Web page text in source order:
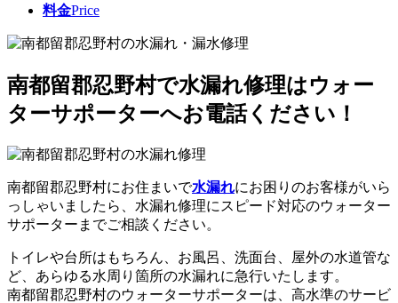
料金Price
南都留郡忍野村で水漏れ修理はウォー
ターサポーターへお電話ください！
南都留郡忍野村にお住まいで水漏れにお困りのお客様がいら
っしゃいましたら、水漏れ修理にスピード対応のウォーター
サポーターまでご相談ください。
トイレや台所はもちろん、お風呂、洗面台、屋外の水道管な
ど、あらゆる水周り箇所の水漏れに急行いたします。
南都留郡忍野村のウォーターサポーターは、 高水準のサービ